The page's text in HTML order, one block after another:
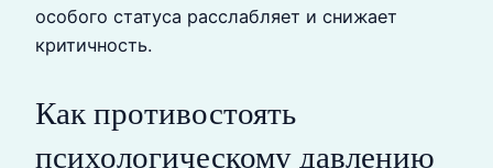
особого статуса расслабляет и снижает
критичность.
Как противостоять
психологическому давлению